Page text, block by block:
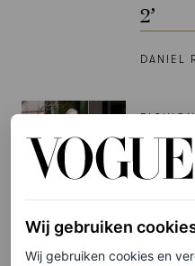
2’
DANIEL
Dit is
dragen
Wij gebruiken
Wij gebruiken cookies en